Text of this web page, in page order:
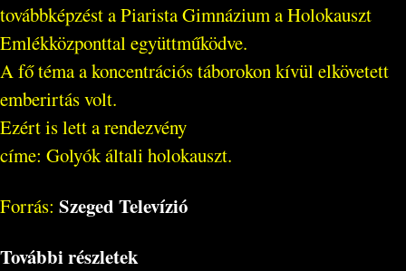
továbbképzést a Piarista Gimnázium a Holokauszt
Emlékközponttal együttműködve.
A fő téma a koncentrációs táborokon kívül elkövetett
emberirtás volt.
Ezért is lett a rendezvény
címe: Golyók általi holokauszt.
Forrás: Szeged Televízió
További részletek